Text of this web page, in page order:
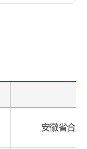
安徽省合